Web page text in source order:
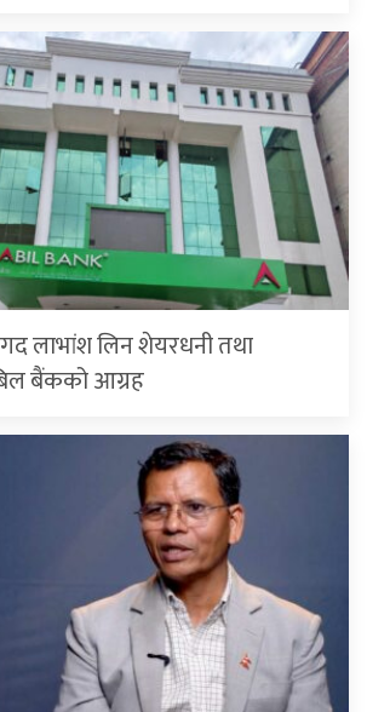
लाभांश लिन शेयरधनी तथा
बैंकको आग्रह